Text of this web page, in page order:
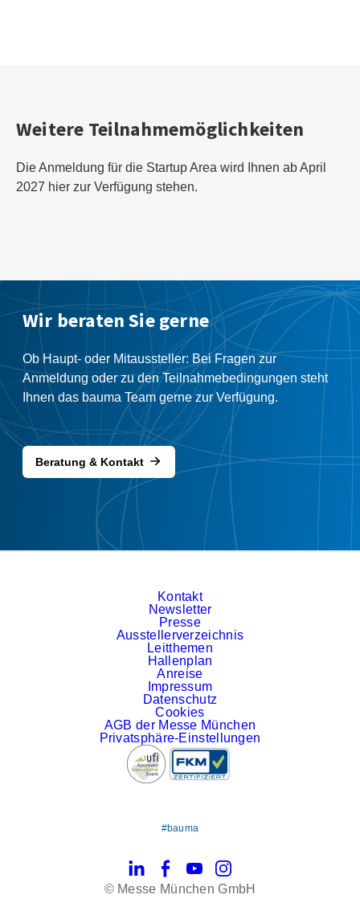
Weitere Teilnahmemöglichkeiten
Die Anmeldung für die Startup Area wird Ihnen ab April
2027 hier zur Verfügung stehen.
Wir beraten Sie gerne
Ob Haupt- oder Mitaussteller: Bei Fragen zur
Anmeldung oder zu den Teilnahmebedingungen steht
Ihnen das bauma Team gerne zur Verfügung.
Beratung & Kontakt
Kontakt
Newsletter
Presse
Ausstellerverzeichnis
Leitthemen
Hallenplan
Anreise
Impressum
Datenschutz
Cookies
AGB der Messe München
Privatsphäre-Einstellungen
#bauma
LinkedInFacebookYouTubeInstagram
© Messe München GmbH